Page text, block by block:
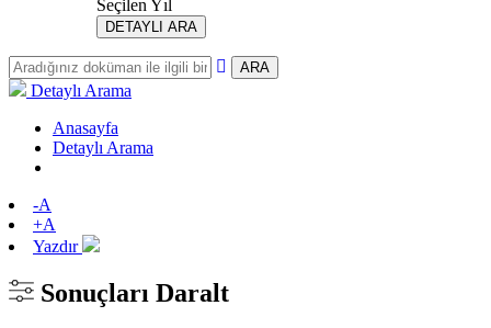
Seçilen Yıl
DETAYLI ARA
ARA
Detaylı Arama
Anasayfa
Detaylı Arama
-A
+A
Yazdır
Sonuçları Daralt